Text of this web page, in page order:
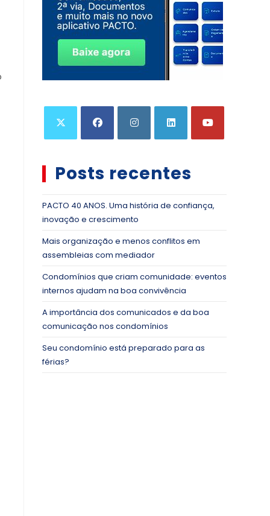
Posts recentes
PACTO 40 ANOS. Uma história de confiança,
inovação e crescimento
Mais organização e menos conflitos em
assembleias com mediador
Condomínios que criam comunidade: eventos
internos ajudam na boa convivência
A importância dos comunicados e da boa
comunicação nos condomínios
Seu condomínio está preparado para as
férias?